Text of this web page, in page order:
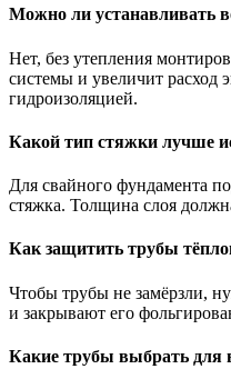
Можно ли устанавливать
Нет, без утепления
системы и увеличит расход
гидроизоляцией.
Какой тип стяжки лучше
Для свайного фундамента
стяжка. Толщина слоя
Как защитить трубы
Чтобы трубы не замёрзли,
и закрывают его
Какие трубы выбрать для